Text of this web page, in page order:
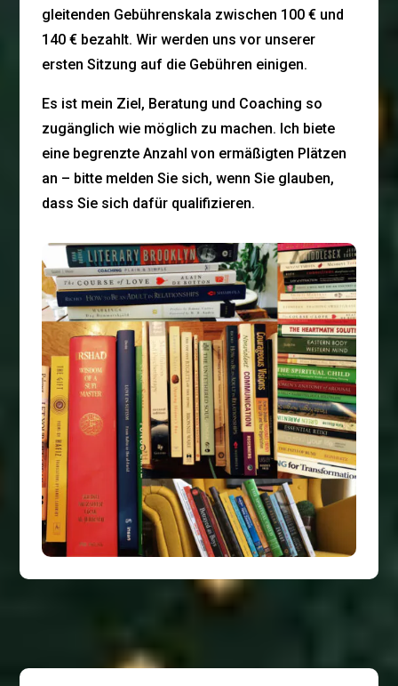
gleitenden Gebührenskala zwischen 100 € und
140 € bezahlt. Wir werden uns vor unserer
ersten Sitzung auf die Gebühren einigen.
Es ist mein Ziel, Beratung und Coaching so
zugänglich wie möglich zu machen. Ich biete
eine begrenzte Anzahl von ermäßigten Plätzen
an – bitte melden Sie sich, wenn Sie glauben,
dass Sie sich dafür qualifizieren.